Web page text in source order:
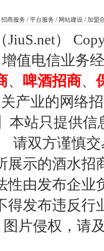
招商服务 /平台服务 / 网站建设 /加盟
）
增值电信业务
、 啤酒招商、
产业的网络
本站只提供
请双方谨慎
展示的酒水
性由发布企业
得发布违反行
片侵权，请